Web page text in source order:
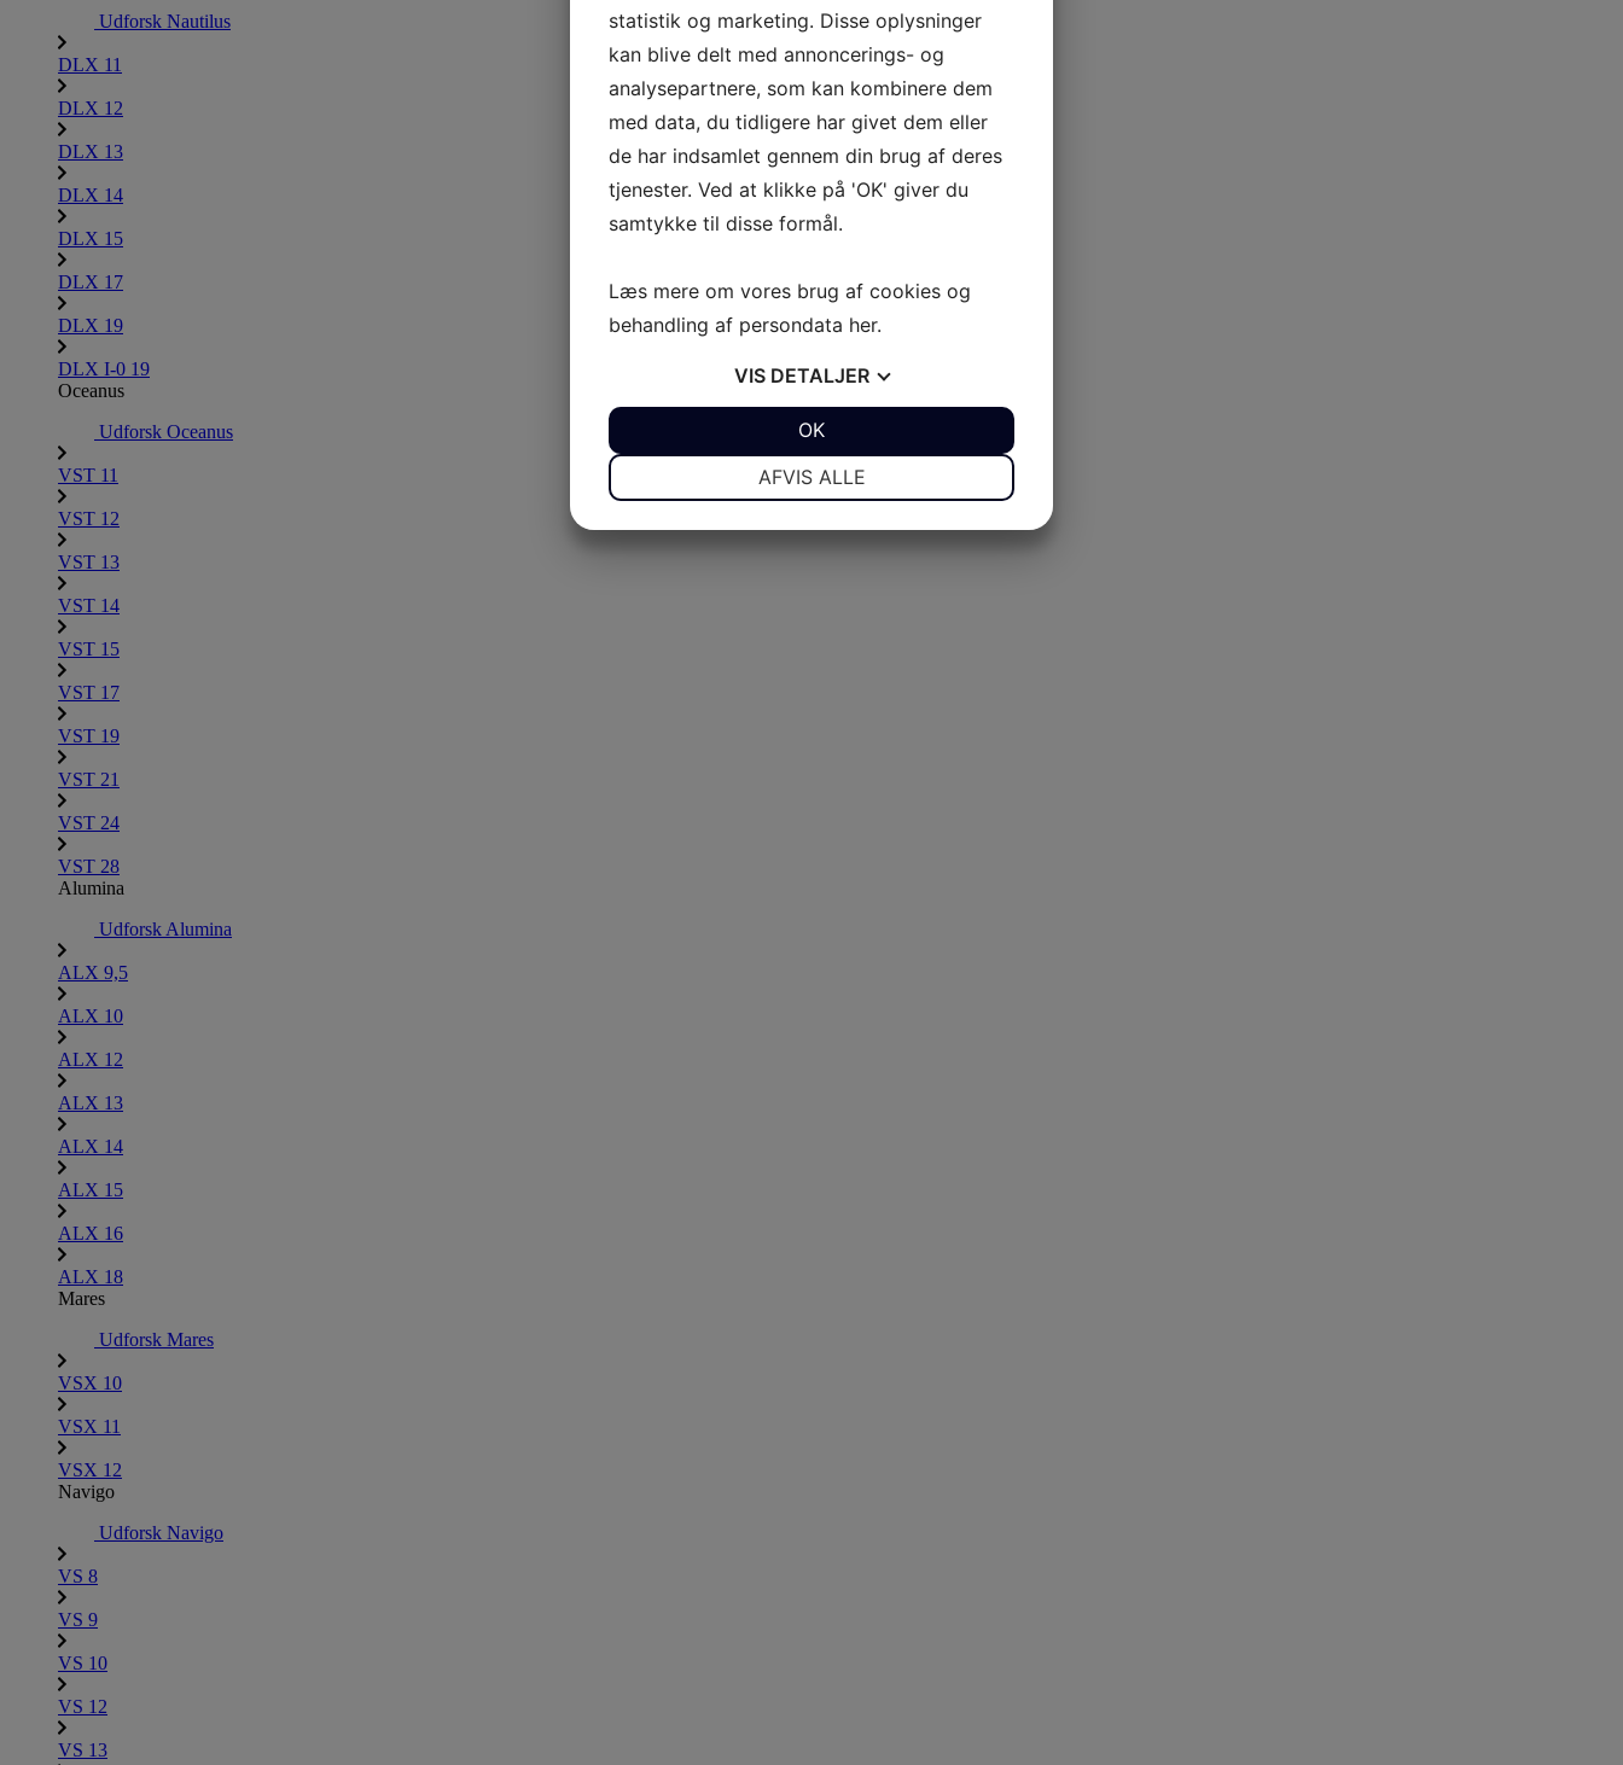
Udforsk Nautilus
DLX 11
DLX 12
DLX 13
DLX 14
DLX 15
DLX 17
DLX 19
DLX I-0 19
Oceanus
Udforsk Oceanus
VST 11
VST 12
VST 13
VST 14
VST 15
VST 17
VST 19
VST 21
VST 24
VST 28
Alumina
Udforsk Alumina
ALX 9,5
ALX 10
ALX 12
ALX 13
ALX 14
ALX 15
ALX 16
ALX 18
Mares
Udforsk Mares
VSX 10
VSX 11
VSX 12
Navigo
Udforsk Navigo
VS 8
VS 9
VS 10
VS 12
VS 13
statistik og marketing. Disse oplysninger
kan blive delt med annoncerings- og
analysepartnere, som kan kombinere dem
med data, du tidligere har givet dem eller
de har indsamlet gennem din brug af deres
tjenester. Ved at klikke på 'OK' giver du
samtykke til disse formål.
Læs mere om vores brug af cookies og
behandling af persondata her.
VIS DETALJER
AFVIS ALLE
OK